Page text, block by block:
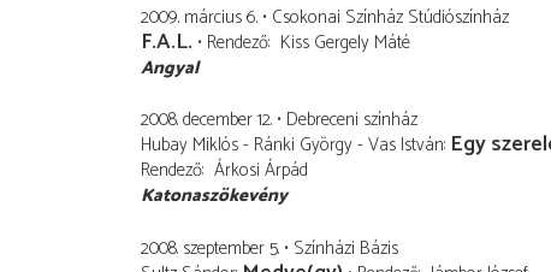
2009. március 6. Csokonai Színház Stúdiószínház
F.A.L. Rendező Kiss Gergely Máté
Angyal
2008. december 12. Debreceni színház
Hubay Miklós - Ránki György - Vas István Egy
Rendező Árkosi Árpád
Katonaszökevény
2008. szeptember 5. Színházi Bázis